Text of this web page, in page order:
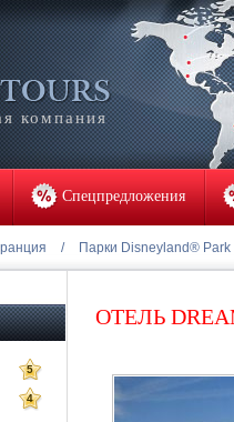
компания
Спецпредложения
/ Парки Disneyland®
5
4
ОТЕЛЬ